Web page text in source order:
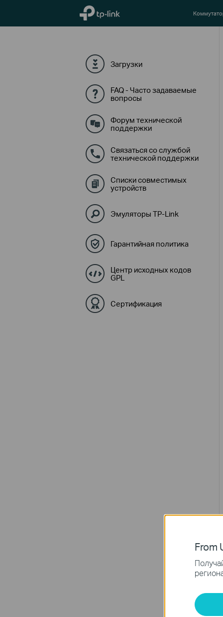
TP-Link, Reliably Smart
Загрузки
FAQ - Часто задаваемые
вопросы
Форум технической
поддержки
Связаться со службой
технической поддержки
Списки совместимых
устройств
Эмуляторы TP-Link
Гарантийная политика
Центр исходных кодов
GPL
Сертификация
From